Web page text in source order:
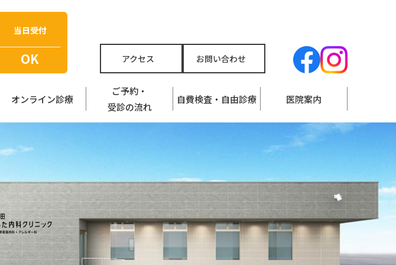
当日受付
OK アクセス お問い合わせ
オンライン診療
ご予約・
受診の流れ
自費検査・自由診療 医院案内